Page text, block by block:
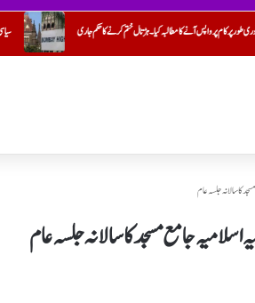
سیاسی فائدے کے لیے مسلمانوں اور مدارس کو نشانہ بنایا جا رہا ہے: ارشد مدنی